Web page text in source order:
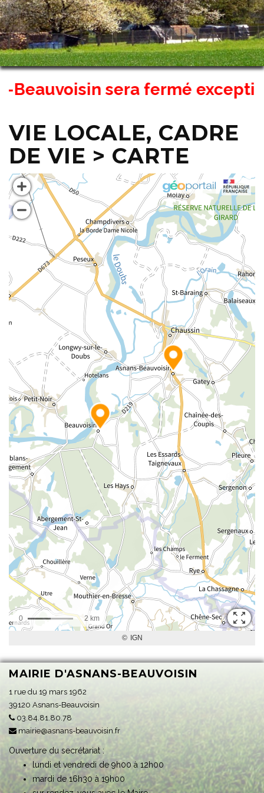
sera fermé
VIE LOCALE, CADRE
DE VIE > CARTE
MAIRIE D'ASNANS-BEAUVOISIN
1 rue du 19 mars 1962
39120 Asnans-Beauvoisin
03.84.81.80.78
mairie@asnans-beauvoisin.fr
Ouverture du secrétariat :
lundi et vendredi de 9h00 à 12h00
mardi de 16h30 à 19h00